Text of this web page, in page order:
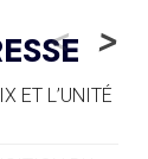
SUR LA
<
ET L’UNITÉ
>